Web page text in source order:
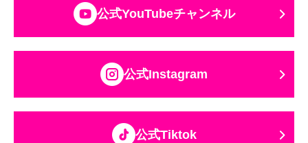
公式YouTubeチャンネル
公式Instagram
公式Tiktok